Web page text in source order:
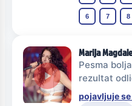
6 7 8
Marija
Pesma
rezultat
pojavljuje